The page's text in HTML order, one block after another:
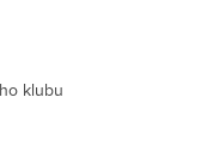
klubu